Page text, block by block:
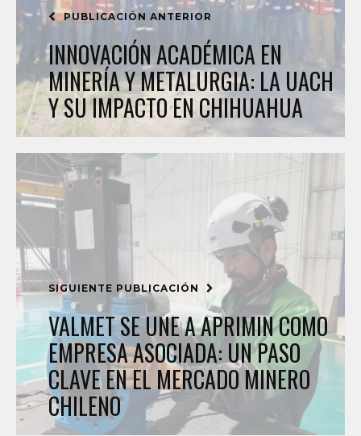
PUBLICACIÓN ANTERIOR
INNOVACIÓN ACADÉMICA EN
MINERÍA Y METALURGIA: LA UACH
Y SU IMPACTO EN CHIHUAHUA
SIGUIENTE PUBLICACIÓN
VALMET SE UNE A APRIMIN COMO
EMPRESA ASOCIADA: UN PASO
CLAVE EN EL MERCADO MINERO
CHILENO